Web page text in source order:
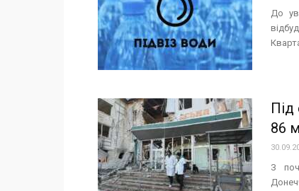
До
Під
86
З